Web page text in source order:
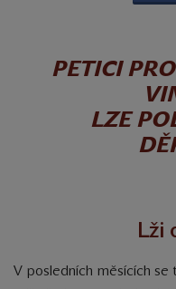
PETICI
LZE
Lži
V posledních měsících se